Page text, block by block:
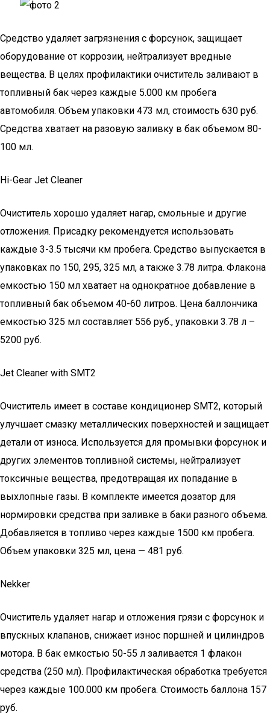
Средство удаляет загрязнения с форсунок, защищает
оборудование от коррозии, нейтрализует вредные
вещества. В целях профилактики очиститель заливают в
топливный бак через каждые 5.000 км пробега
автомобиля. Объем упаковки 473 мл, стоимость 630 руб.
Средства хватает на разовую заливку в бак объемом 80-
100 мл.
Hi-Gear Jet Cleaner
Очиститель хорошо удаляет нагар, смольные и другие
отложения. Присадку рекомендуется использовать
каждые 3-3.5 тысячи км пробега. Средство выпускается в
упаковках по 150, 295, 325 мл, а также 3.78 литра. Флакона
емкостью 150 мл хватает на однократное добавление в
топливный бак объемом 40-60 литров. Цена баллончика
емкостью 325 мл составляет 556 руб., упаковки 3.78 л –
5200 руб.
Jet Cleaner with SMT2
Очиститель имеет в составе кондиционер SMT2, который
улучшает смазку металлических поверхностей и защищает
детали от износа. Используется для промывки форсунок и
других элементов топливной системы, нейтрализует
токсичные вещества, предотвращая их попадание в
выхлопные газы. В комплекте имеется дозатор для
нормировки средства при заливке в баки разного объема.
Добавляется в топливо через каждые 1500 км пробега.
Объем упаковки 325 мл, цена — 481 руб.
Nekker
Очиститель удаляет нагар и отложения грязи с форсунок и
впускных клапанов, снижает износ поршней и цилиндров
мотора. В бак емкостью 50-55 л заливается 1 флакон
средства (250 мл). Профилактическая обработка требуется
через каждые 100.000 км пробега. Стоимость баллона 157
руб.